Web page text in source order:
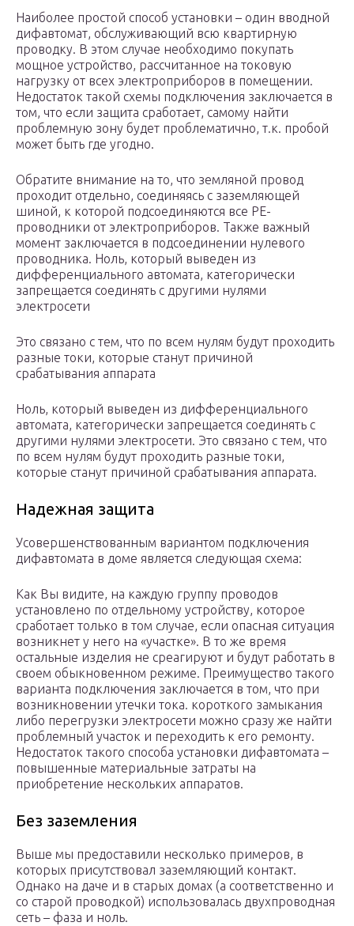
Наиболее простой способ установки – один вводной
дифавтомат, обслуживающий всю квартирную
проводку. В этом случае необходимо покупать
мощное устройство, рассчитанное на токовую
нагрузку от всех электроприборов в помещении.
Недостаток такой схемы подключения заключается в
том, что если защита сработает, самому найти
проблемную зону будет проблематично, т.к. пробой
может быть где угодно.
Обратите внимание на то, что земляной провод
проходит отдельно, соединяясь с заземляющей
шиной, к которой подсоединяются все PE-
проводники от электроприборов. Также важный
момент заключается в подсоединении нулевого
проводника. Ноль, который выведен из
дифференциального автомата, категорически
запрещается соединять с другими нулями
электросети
Это связано с тем, что по всем нулям будут проходить
разные токи, которые станут причиной
срабатывания аппарата
Ноль, который выведен из дифференциального
автомата, категорически запрещается соединять с
другими нулями электросети. Это связано с тем, что
по всем нулям будут проходить разные токи,
которые станут причиной срабатывания аппарата.
Надежная защита
Усовершенствованным вариантом подключения
дифавтомата в доме является следующая схема:
Как Вы видите, на каждую группу проводов
установлено по отдельному устройству, которое
сработает только в том случае, если опасная ситуация
возникнет у него на «участке». В то же время
остальные изделия не среагируют и будут работать в
своем обыкновенном режиме. Преимущество такого
варианта подключения заключается в том, что при
возникновении утечки тока. короткого замыкания
либо перегрузки электросети можно сразу же найти
проблемный участок и переходить к его ремонту.
Недостаток такого способа установки дифавтомата –
повышенные материальные затраты на
приобретение нескольких аппаратов.
Без заземления
Выше мы предоставили несколько примеров, в
которых присутствовал заземляющий контакт.
Однако на даче и в старых домах (а соответственно и
со старой проводкой) использовалась двухпроводная
сеть – фаза и ноль.